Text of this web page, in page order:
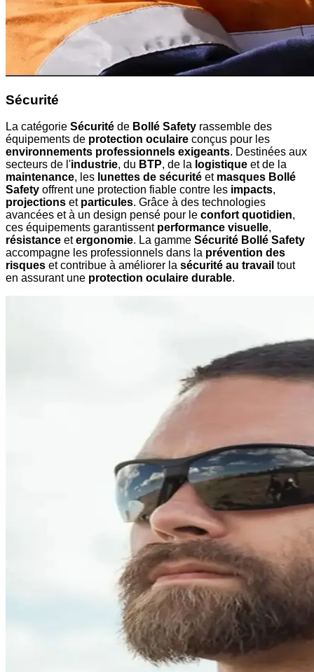
Sécurité
La catégorie Sécurité de Bollé Safety rassemble des
équipements de protection oculaire conçus pour les
environnements professionnels exigeants. Destinées aux
secteurs de l'industrie, du BTP, de la logistique et de la
maintenance, les lunettes de sécurité et masques Bollé
Safety offrent une protection fiable contre les impacts,
projections et particules. Grâce à des technologies
avancées et à un design pensé pour le confort quotidien,
ces équipements garantissent performance visuelle,
résistance etergonomie. La gamme Sécurité Bollé Safety
accompagne les professionnels dans la prévention des
risques et contribue à améliorer la sécurité au travail tout
en assurant une protection oculaire durable.